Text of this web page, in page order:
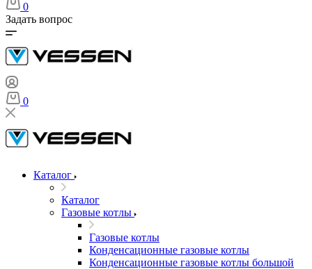
0
Задать вопрос
0
Каталог
Каталог
Газовые котлы
Газовые котлы
Конденсационные газовые котлы
Конденсационные газовые котлы большой